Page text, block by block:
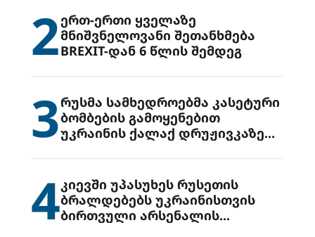
2ერთ-ერთი ყველაზე
მნიშვნელოვანი შეთანხმება
BREXIT-დან 6 წლის შემდეგ
3რუსმა სამხედროებმა კასეტური
ბომბების გამოყენებით
უკრაინის ქალაქ დრუჟივკაზე
4კიევში უპასუხეს რუსეთის
ბრალდებებს უკრაინისთვის
ბირთვული არსენალის